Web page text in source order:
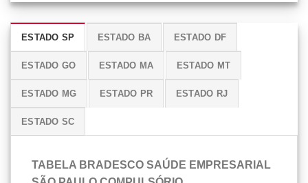
ESTADO SP ESTADO BA ESTADO DF
ESTADO GO ESTADO MA ESTADO MT
ESTADO MG ESTADO PR ESTADO RJ
ESTADO SC
TABELA BRADESCO SAÚDE EMPRESARIAL